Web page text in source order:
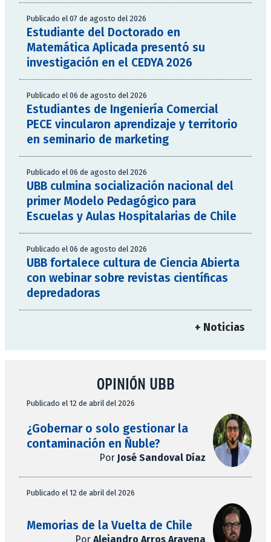
Publicado el 07 de agosto del 2026
Estudiante del Doctorado en
Matemática Aplicada presentó su
investigación en el CEDYA 2026
Publicado el 06 de agosto del 2026
Estudiantes de Ingeniería Comercial
PECE vincularon aprendizaje y territorio
en seminario de marketing
Publicado el 06 de agosto del 2026
UBB culmina socialización nacional del
primer Modelo Pedagógico para
Escuelas y Aulas Hospitalarias de Chile
Publicado el 06 de agosto del 2026
UBB fortalece cultura de Ciencia Abierta
con webinar sobre revistas científicas
depredadoras
+ Noticias
OPINIÓN UBB
Publicado el 12 de abril del 2026
¿Gobernar o solo gestionar la
contaminación en Ñuble?
Por José Sandoval Díaz
Publicado el 12 de abril del 2026
Memorias de la Vuelta de Chile
Por Alejandro Arros Aravena